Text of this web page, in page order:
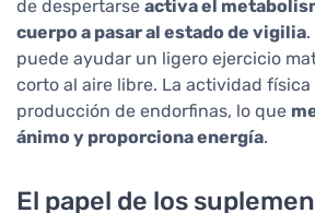
de despertarse activa el
cuerpo a pasar al estado de vigilia
puede ayudar un ligero ejercicio
corto al aire libre. La actividad física
producción de endorfinas, lo que
ánimo y proporciona energía.
El papel de los